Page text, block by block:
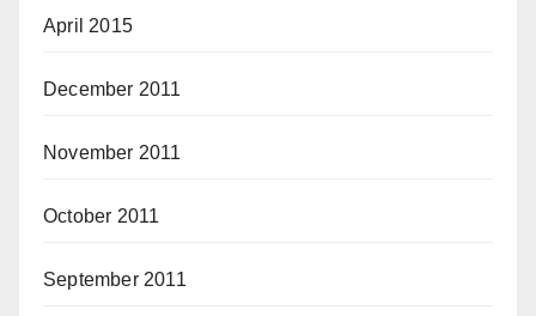
April 2015
December 2011
November 2011
October 2011
September 2011